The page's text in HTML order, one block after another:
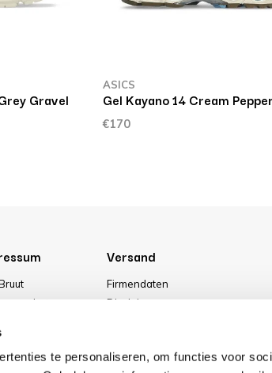
te personaliseren, om functies voor
Gravel
ASICS
Gel Kayano 14 Cream
€170
geschäft
Versand
Firmendaten
Disclaimer
Cookies